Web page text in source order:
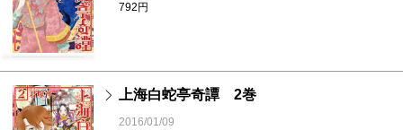
792円
上海白蛇亭奇譚 2巻
2016/01/09